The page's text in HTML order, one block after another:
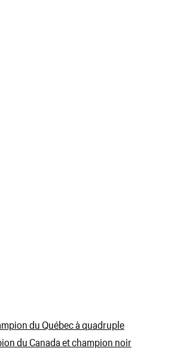
du Québec à quadruple
du Canada et champion noir